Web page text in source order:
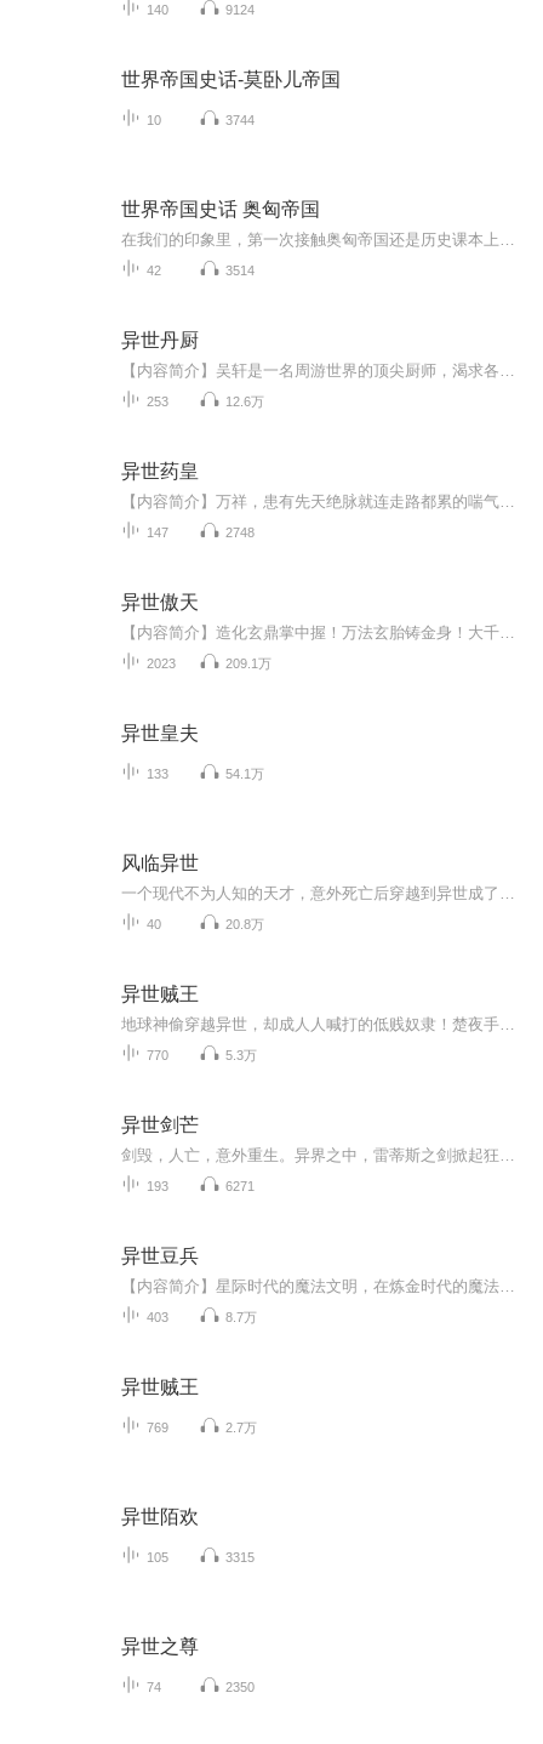
140 9124
世界帝国史话-莫卧儿帝国
10 3744
世界帝国史话 奥匈帝国
42 3514
异世丹厨
253 12.6万
异世药皇
147 2748
异世傲天
2023 209.1万
异世皇夫
133 54.1万
风临异世
40 20.8万
异世贼王
770 5.3万
异世剑芒
193 6271
异世豆兵
403 8.7万
异世贼王
769 2.7万
异世陌欢
105 3315
异世之尊
74 2350